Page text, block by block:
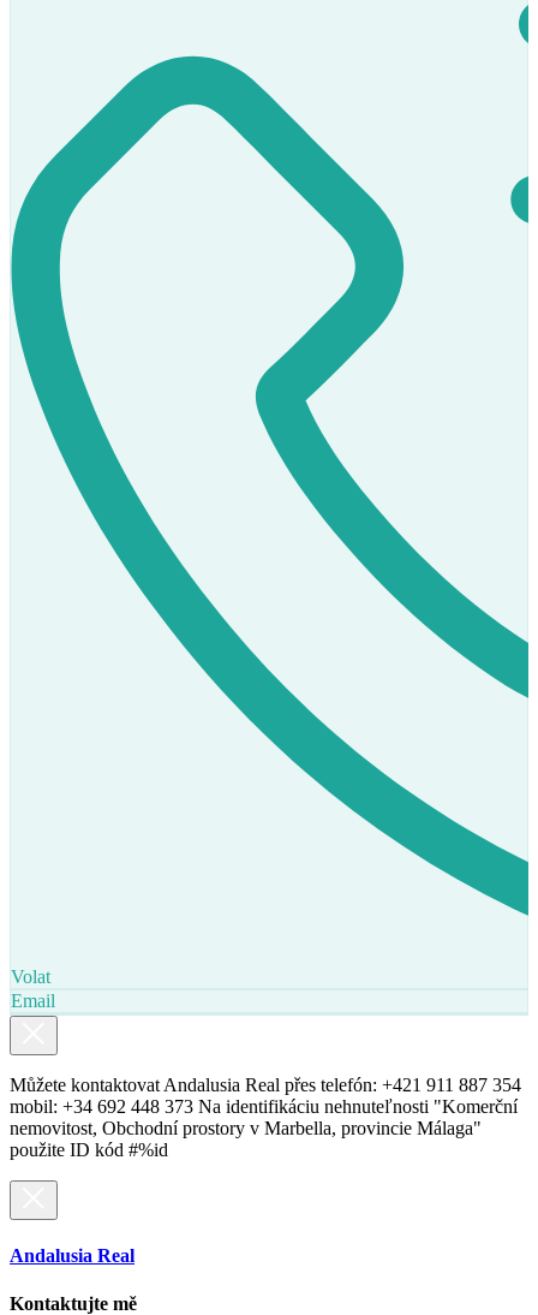
Volat
Email
Můžete kontaktovat Andalusia Real přes telefón: +421 911 887 354
mobil: +34 692 448 373 Na identifikáciu nehnuteľnosti "Komerční
nemovitost, Obchodní prostory v Marbella, provincie Málaga"
použite ID kód #%id
Andalusia Real
Kontaktujte mě